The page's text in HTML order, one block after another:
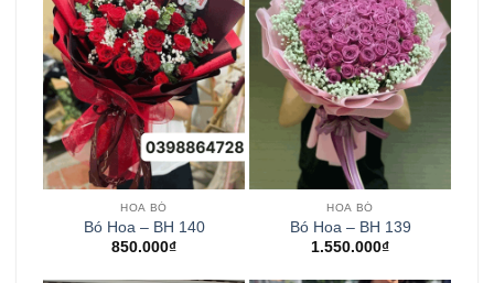
HOA BÓ
Bó Hoa – BH 140
850.000₫
HOA BÓ
Bó Hoa – BH 139
1.550.000₫